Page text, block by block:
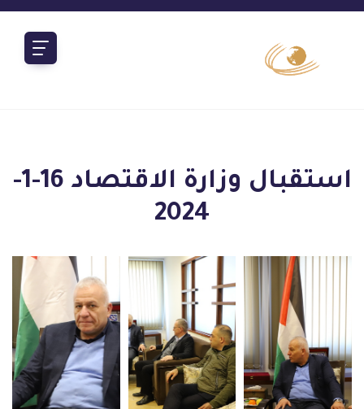
استقبال وزارة الاقتصاد 16-1-
2024